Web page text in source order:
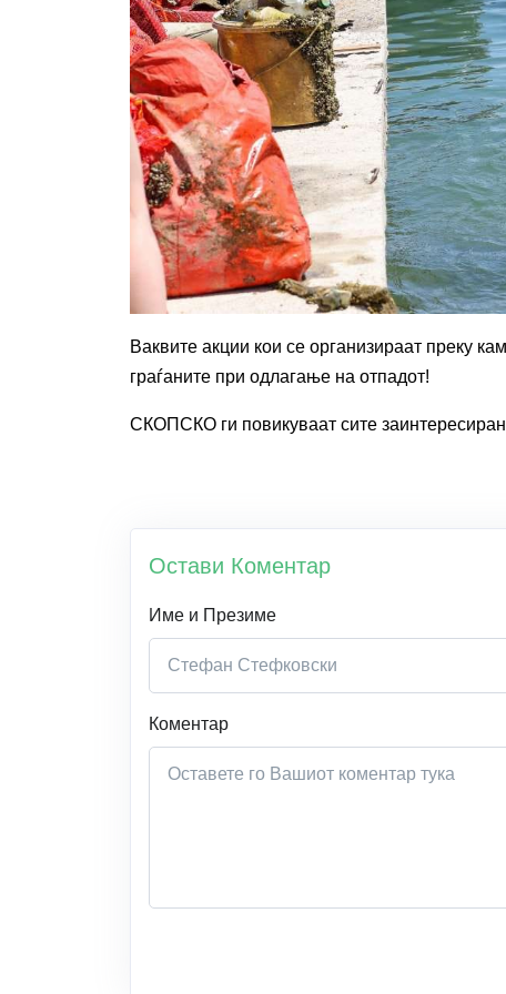
Ваквите акции кои се организираат преку
граѓаните при одлагање на отпадот!
СКОПСКО ги повикуваат сите
Остави Коментар
Име и Презиме
Коментар